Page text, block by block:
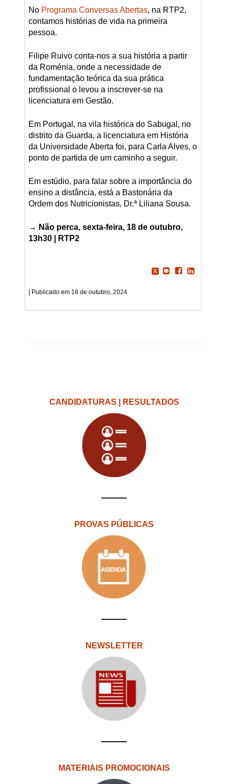
No Programa Conversas Abertas, na RTP2,
contamos histórias de vida na primeira
pessoa.
Filipe Ruivo conta-nos a sua história a partir
da Roménia, onde a necessidade de
fundamentação teórica da sua prática
profissional o levou a inscrever-se na
licenciatura em Gestão.
Em Portugal, na vila histórica do Sabugal, no
distrito da Guarda, a licenciatura em História
da Universidade Aberta foi, para Carla Alves, o
ponto de partida de um caminho a seguir.
Em estúdio, para falar sobre a importância do
ensino a distância, está a Bastonária da
Ordem dos Nutricionistas, Dr.ª Liliana Sousa.
→ Não perca, sexta-feira, 18 de outubro,
13h30 | RTP2
16 de outubro, 2024
CANDIDATURAS | RESULTADOS
PROVAS PÚBLICAS
NEWSLETTER
MATERIAIS PROMOCIONAIS